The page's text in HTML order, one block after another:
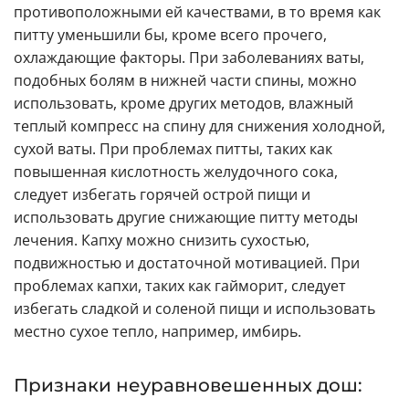
противоположными ей качествами, в то время как
питту уменьшили бы, кроме всего прочего,
охлаждающие факторы. При заболеваниях ваты,
подобных болям в нижней части спины, можно
использовать, кроме других методов, влажный
теплый компресс на спину для снижения холодной,
сухой ваты. При проблемах питты, таких как
повышенная кислотность желудочного сока,
следует избегать горячей острой пищи и
использовать другие снижающие питту методы
лечения. Капху можно снизить сухостью,
подвижностью и достаточной мотивацией. При
проблемах капхи, таких как гайморит, следует
избегать сладкой и соленой пищи и использовать
местно сухое тепло, например, имбирь.
Признаки неуравновешенных дош: